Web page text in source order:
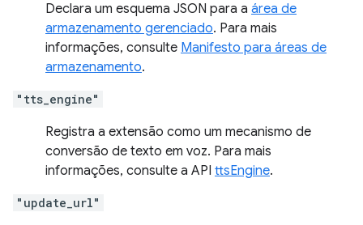
Declara um esquema JSON para a área de
armazenamento gerenciado. Para mais
informações, consulte Manifesto para áreas de
armazenamento.
"tts_engine"
Registra a extensão como um mecanismo de
conversão de texto em voz. Para mais
informações, consulte a API ttsEngine.
"update_url"